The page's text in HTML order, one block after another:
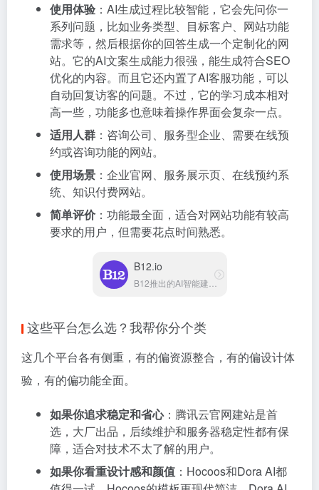
使用体验 ：AI生成过程比较智能，它会先问你一
系列问题，比如业务类型、目标客户、网站功能
需求等，然后根据你的回答生成一个定制化的网
站。它的AI文案生成能力很强，能生成符合SEO
优化的内容。而且它还内置了AI客服功能，可以
自动回复访客的问题。不过，它的学习成本相对
高一些，功能多也意味着操作界面会复杂一点。
适用人群 ：咨询公司、服务型企业、需要在线预
约或咨询功能的网站。
使用场景 ：企业官网、服务展示页、在线预约系
统、知识付费网站。
简单评价：功能最全面，适合对网站功能有较高
要求的用户，但需要花点时间熟悉。
B12.io
B12推出的AI智能建站工具
这些平台怎么选？我帮你分个类
这几个平台各有侧重，有的偏资源整合，有的偏设计体
验，有的偏功能全面。
如果你追求稳定和省心：腾讯云官网建站是首
选，大厂出品，后续维护和服务器稳定性都有保
障，适合对技术不太了解的用户。
如果你看重设计感和颜值 ：Hocoos和Dora AI都